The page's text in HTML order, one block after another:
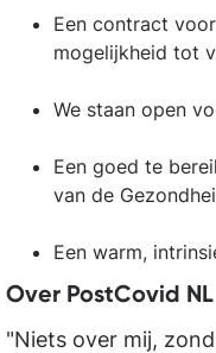
Een contract
mogelijkheid tot
We staan open
Een goed te
van de
Een warm,
Over PostCovid NL
"Niets over mij,